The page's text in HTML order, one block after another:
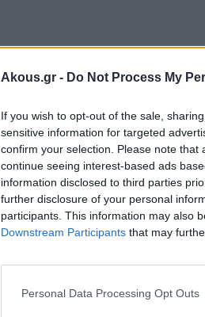
Akous.gr - Do Not Process My
If you wish to opt-out of the sale,
sensitive information for targeted
confirm your selection. Please note
continue seeing interest-based ads
information disclosed to third parties
further disclosure of your personal
participants. This information may also
Downstream Participants that may
Personal Data Processing Opt Outs